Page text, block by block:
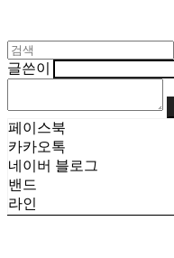
글쓴이
페이스북
카카오톡
네이버 블로그
밴드
라인